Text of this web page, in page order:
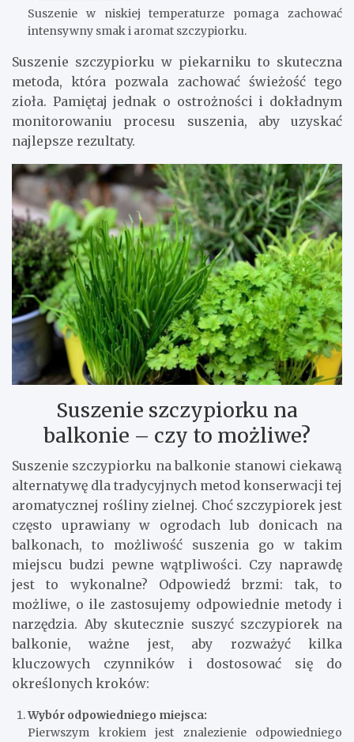
Suszenie w niskiej temperaturze pomaga zachować
intensywny smak i aromat szczypiorku.
Suszenie szczypiorku w piekarniku to skuteczna
metoda, która pozwala zachować świeżość tego
zioła. Pamiętaj jednak o ostrożności i dokładnym
monitorowaniu procesu suszenia, aby uzyskać
najlepsze rezultaty.
Suszenie szczypiorku na
balkonie – czy to możliwe?
Suszenie szczypiorku na balkonie stanowi ciekawą
alternatywę dla tradycyjnych metod konserwacji tej
aromatycznej rośliny zielnej. Choć szczypiorek jest
często uprawiany w ogrodach lub donicach na
balkonach, to możliwość suszenia go w takim
miejscu budzi pewne wątpliwości. Czy naprawdę
jest to wykonalne? Odpowiedź brzmi: tak, to
możliwe, o ile zastosujemy odpowiednie metody i
narzędzia. Aby skutecznie suszyć szczypiorek na
balkonie, ważne jest, aby rozważyć kilka
kluczowych czynników i dostosować się do
określonych kroków:
Wybór odpowiedniego miejsca:
Pierwszym krokiem jest znalezienie odpowiedniego